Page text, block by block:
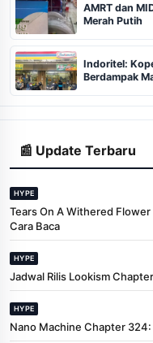
AMRT dan
Merah Putih
Indoritel:
Berdampak
📰 Update Terbaru
HYPE
Tears On A Withered Flower
Cara Baca
HYPE
Jadwal Rilis Lookism
HYPE
Nano Machine Chapter 324: